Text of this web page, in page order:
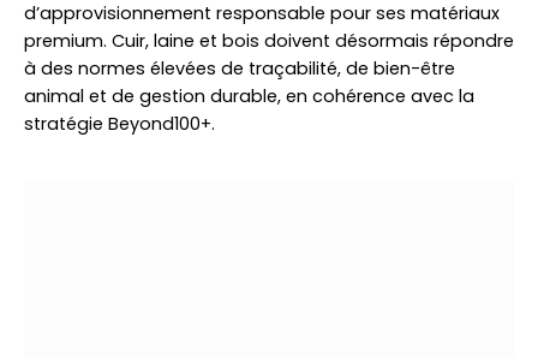
d’approvisionnement responsable pour ses matériaux
premium. Cuir, laine et bois doivent désormais répondre
à des normes élevées de traçabilité, de bien-être
animal et de gestion durable, en cohérence avec la
stratégie Beyond100+.